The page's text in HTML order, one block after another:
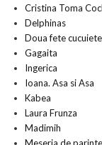
Cristina Toma
Delphinas
Doua fete cucuiete
Gagaita
Ingerica
Ioana. Asa si Asa
Kabea
Laura Frunza
Madimih